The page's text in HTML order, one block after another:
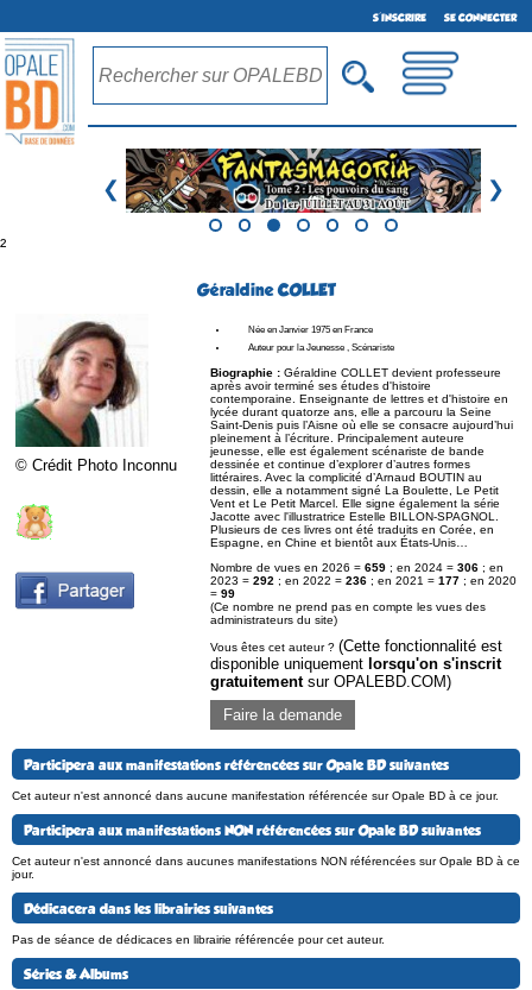
S'INSCRIRE SE CONNECTER
❮ ❯
²
Géraldine COLLET
© Crédit Photo Inconnu
Née en Janvier 1975 en France
Auteur pour la Jeunesse , Scénariste
Biographie : Géraldine COLLET devient professeure
après avoir terminé ses études d'histoire
contemporaine. Enseignante de lettres et d'histoire en
lycée durant quatorze ans, elle a parcouru la Seine
Saint-Denis puis l’Aisne où elle se consacre aujourd’hui
pleinement à l’écriture. Principalement auteure
jeunesse, elle est également scénariste de bande
dessinée et continue d’explorer d’autres formes
littéraires. Avec la complicité d’Arnaud BOUTIN au
dessin, elle a notamment signé La Boulette, Le Petit
Vent et Le Petit Marcel. Elle signe également la série
Jacotte avec l'illustratrice Estelle BILLON-SPAGNOL.
Plusieurs de ces livres ont été traduits en Corée, en
Espagne, en Chine et bientôt aux États-Unis…
Nombre de vues en 2026 = 659 ; en 2024 = 306 ; en
2023 = 292 ; en 2022 = 236 ; en 2021 = 177 ; en 2020
= 99
(Ce nombre ne prend pas en compte les vues des
administrateurs du site)
Vous êtes cet auteur ? (Cette fonctionnalité est
disponible uniquement lorsqu'on s'inscrit
gratuitementsur OPALEBD.COM)
Faire la demande
Participera aux manifestations référencées sur Opale BD suivantes
Cet auteur n'est annoncé dans aucune manifestation référencée sur Opale BD à ce jour.
Participera aux manifestations NON référencées sur Opale BD suivantes
Cet auteur n'est annoncé dans aucunes manifestations NON référencées sur Opale BD à ce
jour.
Dédicacera dans les librairies suivantes
Pas de séance de dédicaces en librairie référencée pour cet auteur.
Séries & Albums